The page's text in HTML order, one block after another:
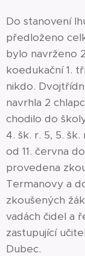
Do stanovení
předloženo
bylo navrženo
koedukační 1.
nikdo.
navrhla 2
chodilo do
4. šk. r. 5, 5.
od 11. června
provedena
Termanovy a
zkoušených
vadách čidel a
zastupující
Dubec.